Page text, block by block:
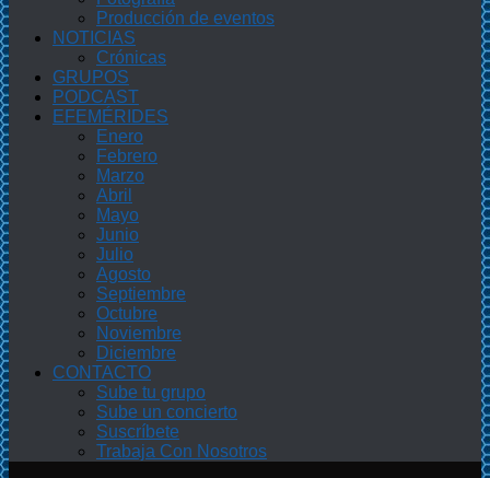
Producción de eventos
NOTICIAS
Crónicas
GRUPOS
PODCAST
EFEMÉRIDES
Enero
Febrero
Marzo
Abril
Mayo
Junio
Julio
Agosto
Septiembre
Octubre
Noviembre
Diciembre
CONTACTO
Sube tu grupo
Sube un concierto
Suscríbete
Trabaja Con Nosotros